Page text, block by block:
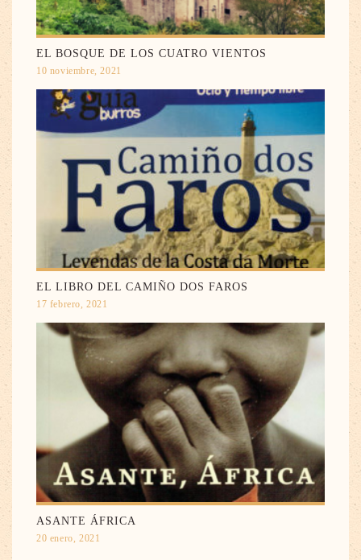
EL BOSQUE DE LOS CUATRO VIENTOS
10 noviembre, 2021
EL LIBRO DEL CAMIÑO DOS FAROS
17 febrero, 2021
ASANTE ÁFRICA
20 enero, 2021